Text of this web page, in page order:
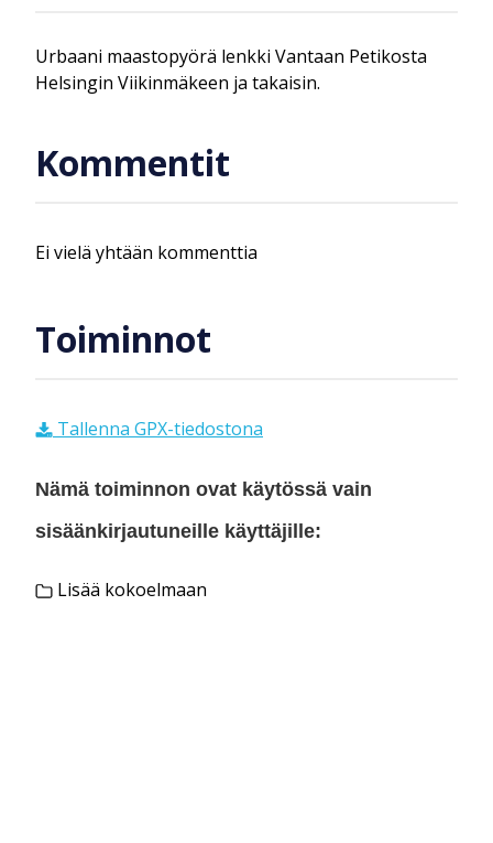
Urbaani maastopyörä lenkki Vantaan Petikosta
Helsingin Viikinmäkeen ja takaisin.
Kommentit
Ei vielä yhtään kommenttia
Toiminnot
Tallenna GPX-tiedostona
Nämä toiminnon ovat käytössä vain
sisäänkirjautuneille käyttäjille:
Lisää kokoelmaan